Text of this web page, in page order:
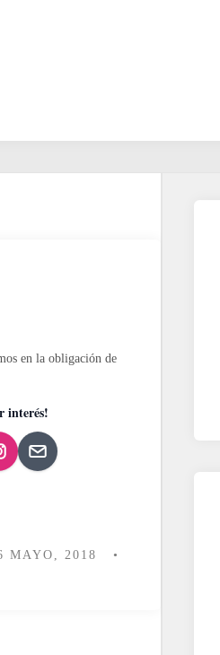
en la obligación de
interés!
MAYO, 2018
•